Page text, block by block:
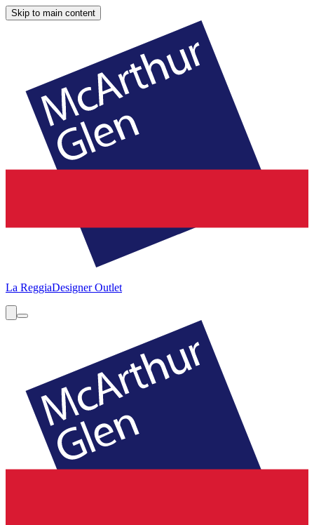
Skip to main content
La ReggiaDesigner Outlet